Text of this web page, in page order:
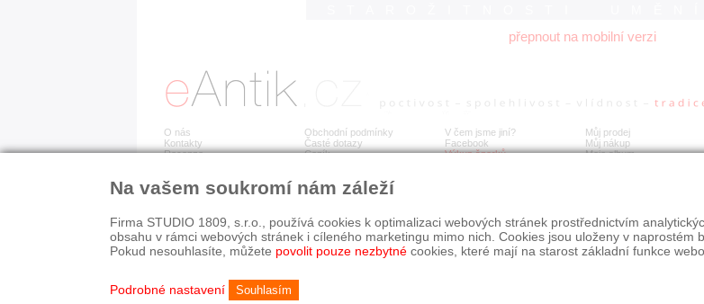
přepnout na mobilní verzi
O nás
Kontakty
Recenze
Obchodní podmínky
Časté dotazy
Ceník
V čem jsme jiní?
Facebook
Výkup šperků
Můj prodej
Můj nákup
Moje album
Detail položky č. 182 154 Zlatý prsten Art Deco s přírodními routy a perlou
Na vašem soukromí nám záleží
Firma STUDIO 1809, s.r.o., používá cookies k optimalizaci webových stránek prostřednictvím
obsahu v rámci webových stránek i cíleného marketingu mimo nich. Cookies jsou uloženy v naprostém
Pokud nesouhlasíte, můžete povolit pouze nezbytné cookies, které mají na starost základní funkce
Podrobné nastavení Souhlasím